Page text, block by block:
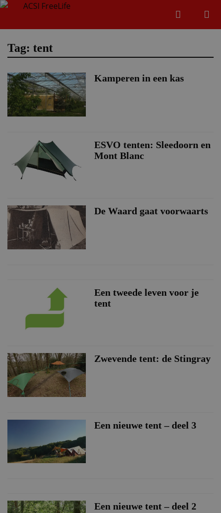
Zoeken
Tag: tent
Kamperen in een kas
ESVO tenten: Sleedoorn en
Mont Blanc
De Waard gaat voorwaarts
Een tweede leven voor je
tent
Zwevende tent: de Stingray
Een nieuwe tent – deel 3
Een nieuwe tent – deel 2